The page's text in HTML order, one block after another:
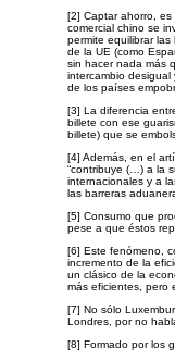
[2] Captar ahorro,
comercial chino se
permite equilibrar
de la UE (como
sin hacer nada más
intercambio
de los países
[3] La diferencia
billete con ese
billete) que se
[4] Además, en el
“contribuye (…) a la
internacionales y a
las barreras
[5] Consumo que
pese a que éstos
[6] Este fenómeno,
incremento de la
un clásico de la
más eficientes, pero
[7] No sólo
Londres, por no
[8] Formado por los